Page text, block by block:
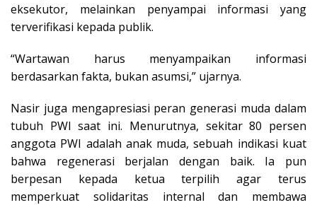
eksekutor, melainkan penyampai informasi yang
terverifikasi kepada publik.
“Wartawan harus menyampaikan informasi
berdasarkan fakta, bukan asumsi,” ujarnya.
Nasir juga mengapresiasi peran generasi muda dalam
tubuh PWI saat ini. Menurutnya, sekitar 80 persen
anggota PWI adalah anak muda, sebuah indikasi kuat
bahwa regenerasi berjalan dengan baik. Ia pun
berpesan kepada ketua terpilih agar terus
memperkuat solidaritas internal dan membawa